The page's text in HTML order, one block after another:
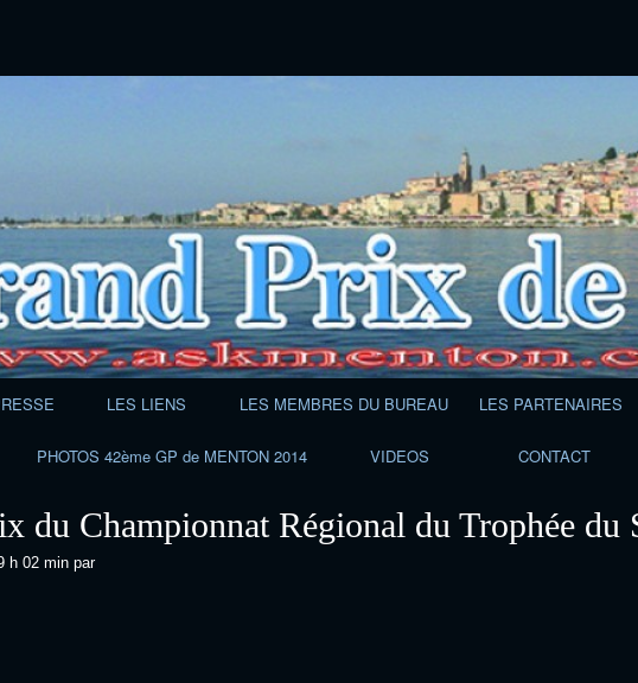
LES LIENS LES MEMBRES DU BUREAU LES PARTENAIRES
PHOTOS 42ème GP de MENTON 2014 VIDEOS CONTACT
du Championnat Régional du Trophée du
h 02 min par